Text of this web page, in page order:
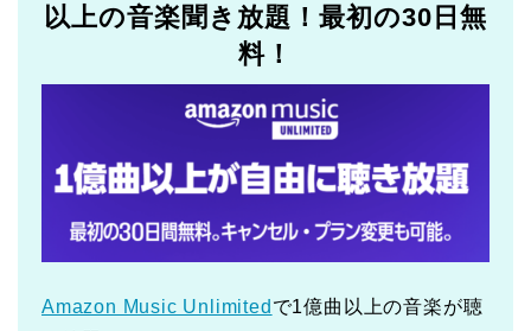
以上の音楽聞き放題！最初の30日無
料！
Amazon Music Unlimited で1億曲以上の音楽が聴